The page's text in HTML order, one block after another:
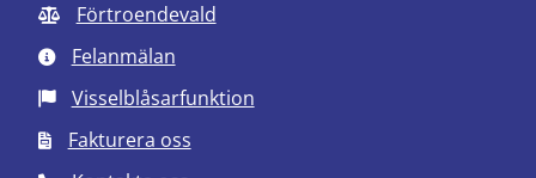
Förtroendevald
Felanmälan
Visselblåsarfunktion
Fakturera oss